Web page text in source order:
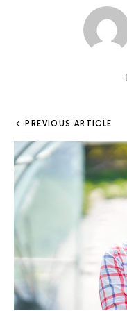
PREVIOUS ARTICLE